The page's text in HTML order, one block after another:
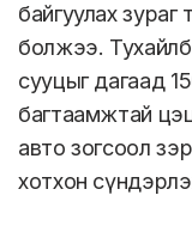
байгуулах зураг
болжээ.
сууцыг дагаад
багтаамжтай
авто зогсоол
хотхон